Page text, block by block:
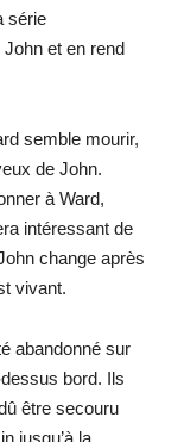
série
John et en rend
semble mourir,
de John.
à Ward,
intéressant de
change après
vivant.
abandonné sur
bord. Ils
être secouru
jusqu’à la